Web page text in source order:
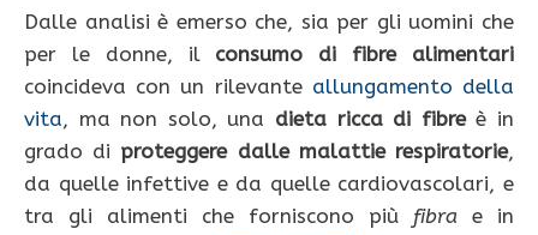
Dalle analisi è emerso che, sia per gli uomini che
per le donne, il consumo di fibre alimentari
coincideva con un rilevante allungamento della
vita, ma non solo, una dieta ricca di fibreè in
grado di proteggere dalle malattie respiratorie,
da quelle infettive e da quelle cardiovascolari, e
tra gli alimenti che forniscono più fibra e in